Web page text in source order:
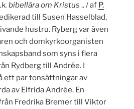
bibellära om Kristus .. / af P.
till Susen Hasselblad,
hustru. Ryberg var även
och domkyrkoorganisten
som syns i flera
Rydberg till Andrée. I
ett par tonsättningar av
av Elfrida Andrée. En
Fredrika Bremer till Viktor